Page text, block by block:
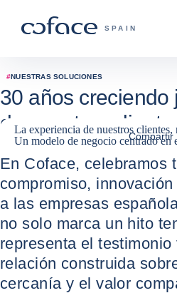
COFACE -
SPAIN
Volver a la página principal
#NUESTRAS SOLUCIONES
30 años creciendo
de nuestros
13 / 10 / 2024
La experiencia de nuestros clientes,
Un modelo de negocio centrado en
Compartir
En Coface, celebramos
compromiso,
a las empresas
no solo marca un hito
representa el
relación construida
cercanía y el valor